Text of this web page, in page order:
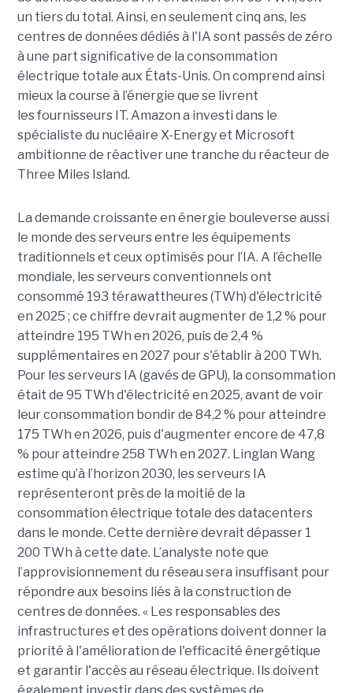
un tiers du total. Ainsi, en seulement cinq ans, les
centres de données dédiés à l'IA sont passés de zéro
à une part significative de la consommation
électrique totale aux États-Unis. On comprend ainsi
mieux la course à l’énergie que se livrent
les fournisseurs IT. Amazon a investi dans le
spécialiste du nucléaire X-Energy et Microsoft
ambitionne de réactiver une tranche du réacteur de
Three Miles Island.
La demande croissante en énergie bouleverse aussi
le monde des serveurs entre les équipements
traditionnels et ceux optimisés pour l’IA. A l’échelle
mondiale, les serveurs conventionnels ont
consommé 193 térawattheures (TWh) d'électricité
en 2025 ; ce chiffre devrait augmenter de 1,2 % pour
atteindre 195 TWh en 2026, puis de 2,4 %
supplémentaires en 2027 pour s'établir à 200 TWh.
Pour les serveurs IA (gavés de GPU), la consommation
était de 95 TWh d'électricité en 2025, avant de voir
leur consommation bondir de 84,2 % pour atteindre
175 TWh en 2026, puis d'augmenter encore de 47,8
% pour atteindre 258 TWh en 2027. Linglan Wang
estime qu’à l’horizon 2030, les serveurs IA
représenteront près de la moitié de la
consommation électrique totale des datacenters
dans le monde. Cette dernière devrait dépasser 1
200 TWh à cette date. L’analyste note que
l’approvisionnement du réseau sera insuffisant pour
répondre aux besoins liés à la construction de
centres de données. « Les responsables des
infrastructures et des opérations doivent donner la
priorité à l'amélioration de l'efficacité énergétique
et garantir l'accès au réseau électrique. Ils doivent